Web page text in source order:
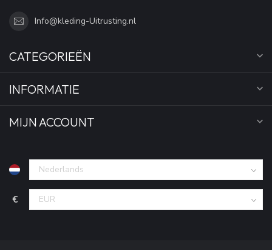
Info@kleding-Uitrusting.nl
CATEGORIEËN
INFORMATIE
MIJN ACCOUNT
€